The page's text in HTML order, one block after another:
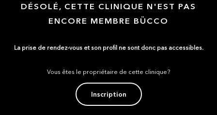
DÉSOLÉ, CETTE CLINIQUE N'EST PAS
ENCORE MEMBRE BÜCCO
La prise de rendez-vous et son profil ne sont donc pas accessibles.
Vous êtes le propriétaire de cette clinique?
Inscription